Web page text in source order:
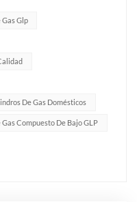
Producimos cilindros
de los
Glp
De Gas Domésticos
Compuesto De Bajo GLP